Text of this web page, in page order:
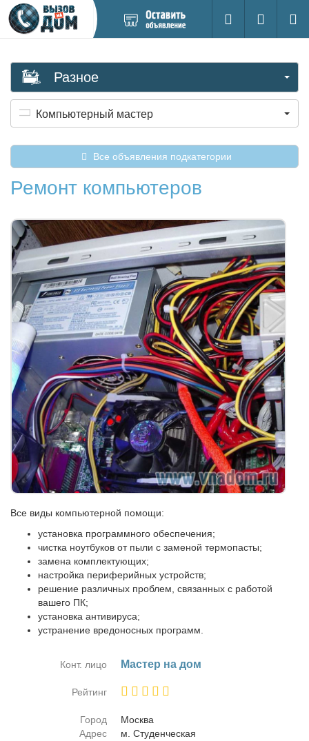
новое
Поиск
Вход на
Разное
Компьютерный мастер
Все объявления подкатегории
Ремонт компьютеров
Все виды компьютерной помощи:
установка программного обеспечения;
чистка ноутбуков от пыли с заменой термопасты;
замена комплектующих;
настройка периферийных устройств;
решение различных проблем, связанных с работой
вашего ПК;
установка антивируса;
устранение вредоносных программ.
Конт. лицо Ма­стер на дом
Рейтинг
Город
Москва
Адрес
м. Сту­ден­че­ская